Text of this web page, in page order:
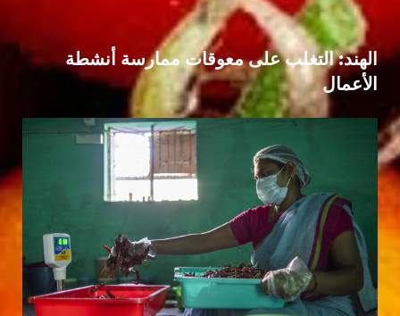
الهند: التغلب على معوقات ممارسة أنشطة
الأعمال